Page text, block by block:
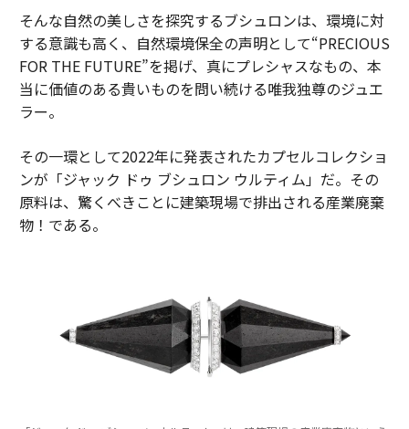
そんな自然の美しさを探究するブシュロンは、環境に対
する意識も高く、自然環境保全の声明として“PRECIOUS
FOR THE FUTURE”を掲げ、真にプレシャスなもの、本
当に価値のある貴いものを問い続ける唯我独尊のジュエ
ラー。
その一環として2022年に発表されたカプセルコレクショ
ンが「ジャック ドゥ ブシュロン ウルティム」だ。その
原料は、驚くべきことに建築現場で排出される産業廃棄
物！である。